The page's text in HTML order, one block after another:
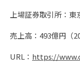
上場証券取引所：東
売上高：493億円（
URL： https://